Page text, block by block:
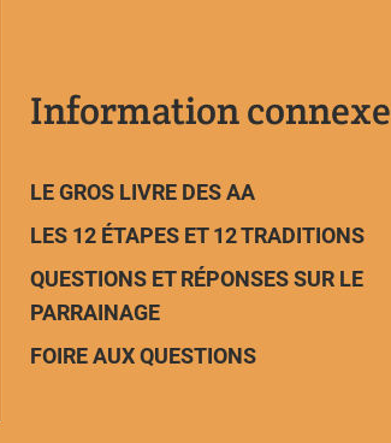
Information connexe
LE GROS LIVRE DES AA
LES 12 ÉTAPES ET 12 TRADITIONS
QUESTIONS ET RÉPONSES SUR LE
PARRAINAGE
FOIRE AUX QUESTIONS